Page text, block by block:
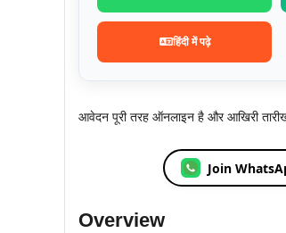
हिंदी में पढ़े
आवेदन पूरी तरह ऑनलाइन है और आखिरी
Join
Overview